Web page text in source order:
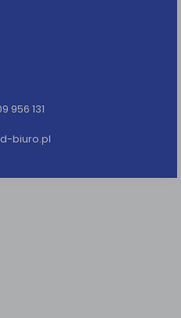
956 131
biuro.pl